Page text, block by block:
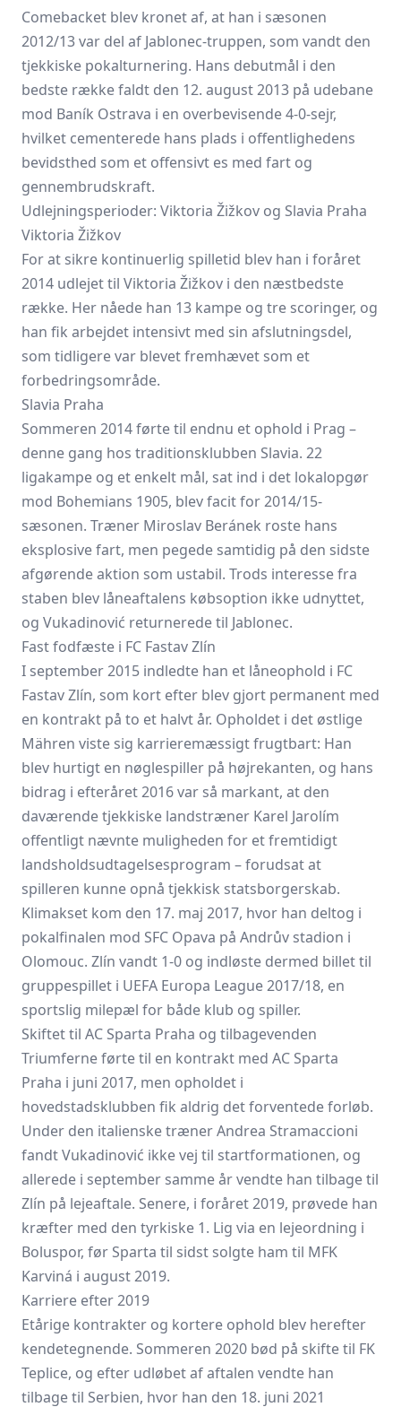
Comebacket blev kronet af, at han i sæsonen
2012/13 var del af Jablonec-truppen, som vandt den
tjekkiske pokalturnering. Hans debutmål i den
bedste række faldt den 12. august 2013 på udebane
mod Baník Ostrava i en overbevisende 4-0-sejr,
hvilket cementerede hans plads i offentlighedens
bevidsthed som et offensivt es med fart og
gennembrudskraft.
Udlejningsperioder: Viktoria Žižkov og Slavia Praha
Viktoria Žižkov
For at sikre kontinuerlig spilletid blev han i foråret
2014 udlejet til Viktoria Žižkov i den næstbedste
række. Her nåede han 13 kampe og tre scoringer, og
han fik arbejdet intensivt med sin afslutningsdel,
som tidligere var blevet fremhævet som et
forbedringsområde.
Slavia Praha
Sommeren 2014 førte til endnu et ophold i Prag –
denne gang hos traditionsklubben Slavia. 22
ligakampe og et enkelt mål, sat ind i det lokalopgør
mod Bohemians 1905, blev facit for 2014/15-
sæsonen. Træner Miroslav Beránek roste hans
eksplosive fart, men pegede samtidig på den sidste
afgørende aktion som ustabil. Trods interesse fra
staben blev låneaftalens købsoption ikke udnyttet,
og Vukadinović returnerede til Jablonec.
Fast fodfæste i FC Fastav Zlín
I september 2015 indledte han et låneophold i FC
Fastav Zlín, som kort efter blev gjort permanent med
en kontrakt på to et halvt år. Opholdet i det østlige
Mähren viste sig karrieremæssigt frugtbart: Han
blev hurtigt en nøglespiller på højrekanten, og hans
bidrag i efteråret 2016 var så markant, at den
daværende tjekkiske landstræner Karel Jarolím
offentligt nævnte muligheden for et fremtidigt
landsholdsudtagelsesprogram – forudsat at
spilleren kunne opnå tjekkisk statsborgerskab.
Klimakset kom den 17. maj 2017, hvor han deltog i
pokalfinalen mod SFC Opava på Andrův stadion i
Olomouc. Zlín vandt 1-0 og indløste dermed billet til
gruppespillet i UEFA Europa League 2017/18, en
sportslig milepæl for både klub og spiller.
Skiftet til AC Sparta Praha og tilbagevenden
Triumferne førte til en kontrakt med AC Sparta
Praha i juni 2017, men opholdet i
hovedstadsklubben fik aldrig det forventede forløb.
Under den italienske træner Andrea Stramaccioni
fandt Vukadinović ikke vej til startformationen, og
allerede i september samme år vendte han tilbage til
Zlín på lejeaftale. Senere, i foråret 2019, prøvede han
kræfter med den tyrkiske 1. Lig via en lejeordning i
Boluspor, før Sparta til sidst solgte ham til MFK
Karviná i august 2019.
Karriere efter 2019
Etårige kontrakter og kortere ophold blev herefter
kendetegnende. Sommeren 2020 bød på skifte til FK
Teplice, og efter udløbet af aftalen vendte han
tilbage til Serbien, hvor han den 18. juni 2021